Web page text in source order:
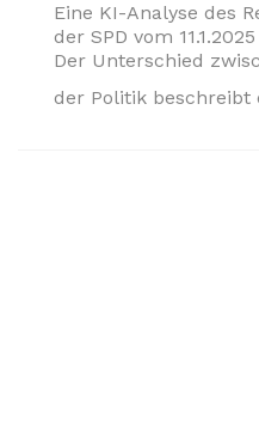
Eine KI-Analyse des
der SPD vom
Der Unterschied
der Politik beschreibt